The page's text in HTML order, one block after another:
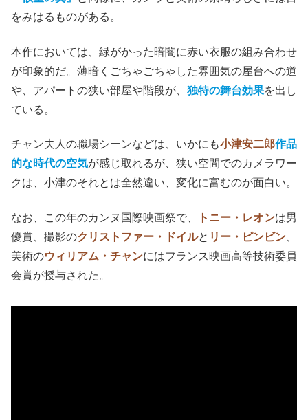
をみはるものがある。
本作においては、緑がかった暗闇に赤い衣服の組み合わせ
が印象的だ。薄暗くごちゃごちゃした雰囲気の屋台への道
や、アパートの狭い部屋や階段が、 独特の舞台効果を出し
ている。
チャン夫人の職場シーンなどは、いかにも小津安二郎作品
的な時代の空気が感じ取れるが、狭い空間でのカメラワー
クは、小津のそれとは全然違い、変化に富むのが面白い。
なお、この年のカンヌ国際映画祭で、 トニー・レオンは男
優賞、撮影のクリストファー・ドイルと リー・ピンビン
美術のウィリアム・チャンにはフランス映画高等技術委員
会賞が授与された。